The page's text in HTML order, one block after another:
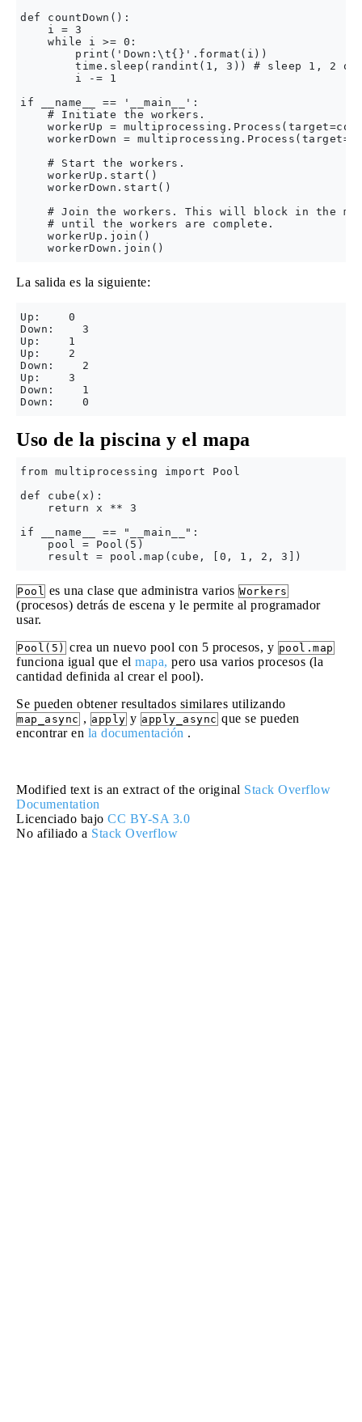
def countDown():
    i = 3
    while i >= 0:
        print('Down:\t{}'.format(i))
time.sleep(randint(1, 3)) # sleep 1, 2 or
        i -= 1
if __name__ == '__main__':
    # Initiate the workers.
workerUp =
workerDown =
    # Start the workers.
    workerUp.start()
    workerDown.start()
# Join the workers. This will block in the
    # until the workers are complete.
    workerUp.join()
La salida es la siguiente:
Up:    0
Down:    3
Up:    1
Up:    2
Down:    2
Up:    3
Down:    1
Uso de la piscina y el mapa
from multiprocessing import Pool
def cube(x):
    return x ** 3
if __name__ == "__main__":
    pool = Pool(5)
Pool es una clase que administra varios Workers
(procesos) detrás de escena y le permite al programador
usar.
Pool(5) crea un nuevo pool con 5 procesos, y pool.map
funciona igual que el mapa, pero usa varios procesos (la
cantidad definida al crear el pool).
Se pueden obtener resultados similares utilizando
map_async , apply y apply_async que se pueden
encontrar en la documentación .
Modified text is an extract of the original Stack Overflow
Documentation
Licenciado bajo CC BY-SA 3.0
No afiliado a Stack Overflow